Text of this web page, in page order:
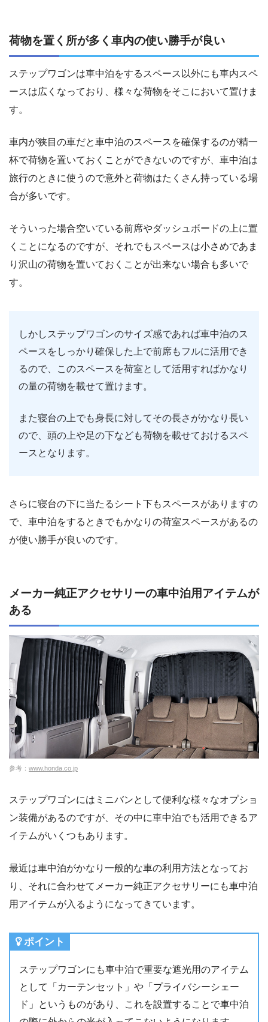
荷物を置く所が多く車内の使い勝手が良い
ステップワゴンは車中泊をするスペース以外にも車内スペ
ースは広くなっており、様々な荷物をそこにおいて置けま
す。
車内が狭目の車だと車中泊のスペースを確保するのが精一
杯で荷物を置いておくことができないのですが、車中泊は
旅行のときに使うので意外と荷物はたくさん持っている場
合が多いです。
そういった場合空いている前席やダッシュボードの上に置
くことになるのですが、それでもスペースは小さめであま
り沢山の荷物を置いておくことが出来ない場合も多いで
す。
しかしステップワゴンのサイズ感であれば車中泊のス
ペースをしっかり確保した上で前席もフルに活用でき
るので、このスペースを荷室として活用すればかなり
の量の荷物を載せて置けます。
また寝台の上でも身長に対してその長さがかなり長い
ので、頭の上や足の下なども荷物を載せておけるスペ
ースとなります。
さらに寝台の下に当たるシート下もスペースがありますの
で、車中泊をするときでもかなりの荷室スペースがあるの
が使い勝手が良いのです。
メーカー純正アクセサリーの車中泊用アイテムが
ある
参考： www.honda.co.jp
ステップワゴンにはミニバンとして便利な様々なオプショ
ン装備があるのですが、その中に車中泊でも活用できるア
イテムがいくつもあります。
最近は車中泊がかなり一般的な車の利用方法となってお
り、それに合わせてメーカー純正アクセサリーにも車中泊
用アイテムが入るようになってきています。
ポイント
ステップワゴンにも車中泊で重要な遮光用のアイテム
として「カーテンセット」や「プライバシーシェー
ド」というものがあり、これを設置することで車中泊